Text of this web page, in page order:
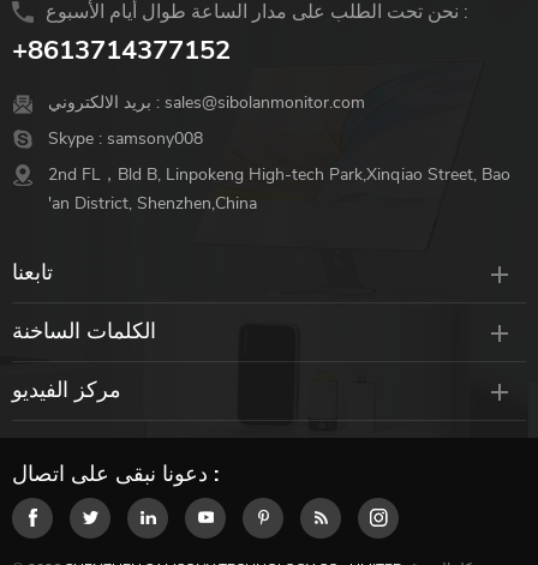
نحن تحت الطلب على مدار الساعة طوال أيام الأسبوع :
+8613714377152
بريد الالكتروني : sales@sibolanmonitor.com
Skype : samsony008
2nd FL，Bld B, Linpokeng High-tech Park,Xinqiao Street, Bao
'an District, Shenzhen,China
تابعنا
الكلمات الساخنة
مركز الفيديو
دعونا نبقى على اتصال :